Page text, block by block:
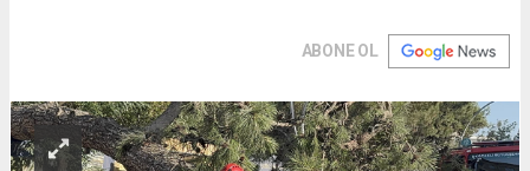
ABONE OL